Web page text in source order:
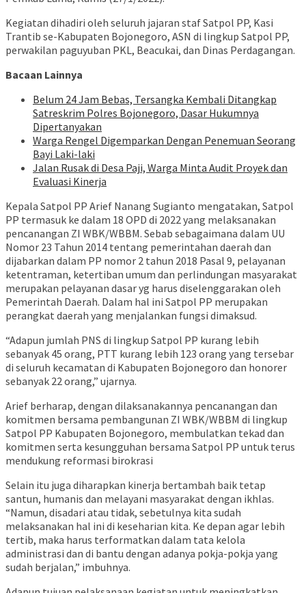
Kegiatan dihadiri oleh seluruh jajaran staf Satpol PP, Kasi
Trantib se-Kabupaten Bojonegoro, ASN di lingkup Satpol PP,
perwakilan paguyuban PKL, Beacukai, dan Dinas Perdagangan.
Bacaan Lainnya
Belum 24 Jam Bebas, Tersangka Kembali Ditangkap
Satreskrim Polres Bojonegoro, Dasar Hukumnya
Dipertanyakan
Warga Rengel Digemparkan Dengan Penemuan Seorang
Bayi Laki-laki
Jalan Rusak di Desa Paji, Warga Minta Audit Proyek dan
Evaluasi Kinerja
Kepala Satpol PP Arief Nanang Sugianto mengatakan, Satpol
PP termasuk ke dalam 18 OPD di 2022 yang melaksanakan
pencanangan ZI WBK/WBBM. Sebab sebagaimana dalam UU
Nomor 23 Tahun 2014 tentang pemerintahan daerah dan
dijabarkan dalam PP nomor 2 tahun 2018 Pasal 9, pelayanan
ketentraman, ketertiban umum dan perlindungan masyarakat
merupakan pelayanan dasar yg harus diselenggarakan oleh
Pemerintah Daerah. Dalam hal ini Satpol PP merupakan
perangkat daerah yang menjalankan fungsi dimaksud.
“Adapun jumlah PNS di lingkup Satpol PP kurang lebih
sebanyak 45 orang, PTT kurang lebih 123 orang yang tersebar
di seluruh kecamatan di Kabupaten Bojonegoro dan honorer
sebanyak 22 orang,” ujarnya.
Arief berharap, dengan dilaksanakannya pencanangan dan
komitmen bersama pembangunan ZI WBK/WBBM di lingkup
Satpol PP Kabupaten Bojonegoro, membulatkan tekad dan
komitmen serta kesungguhan bersama Satpol PP untuk terus
mendukung reformasi birokrasi
Selain itu juga diharapkan kinerja bertambah baik tetap
santun, humanis dan melayani masyarakat dengan ikhlas.
“Namun, disadari atau tidak, sebetulnya kita sudah
melaksanakan hal ini di keseharian kita. Ke depan agar lebih
tertib, maka harus terformatkan dalam tata kelola
administrasi dan di bantu dengan adanya pokja-pokja yang
sudah berjalan,” imbuhnya.